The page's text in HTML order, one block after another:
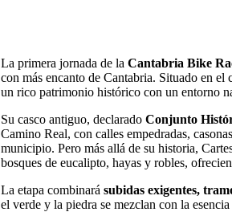
La primera jornada de la Cantabria Bike
con más encanto de Cantabria. Situado en
un rico patrimonio histórico con un entorno
Su casco antiguo, declarado Conjunto
Camino Real, con calles empedradas,
municipio. Pero más allá de su historia,
bosques de eucalipto, hayas y robles,
La etapa combinará subidas exigentes,
el verde y la piedra se mezclan con la